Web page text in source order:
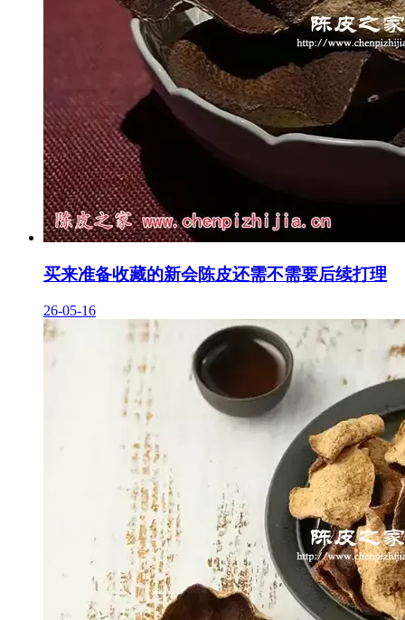
买来准备收藏的新会陈皮还需不需要后续打理
26-05-16